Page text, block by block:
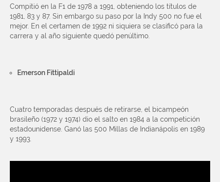
Compitió en la F1 de 1978 a 1991, obteniendo los títulos de
1981, 83 y 87. Sin embargo su paso por la Indy 500 no fue el
mejor. En el certamen de 1992 ni siquiera se clasificó para la
carrera y al año siguiente quedó penúltimo.
Emerson Fittipaldi
Cuatro temporadas después de retirarse, el bicampeón
brasileño (1972 y 1974) dio el salto en 1984 a la competición
estadounidense. Ganó las 500 Millas de Indianápolis en 1989
y 1993.